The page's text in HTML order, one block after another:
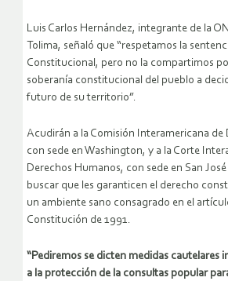
Luis Carlos Hernández, integrante de la
Tolima, señaló que “respetamos la
Constitucional, pero no la compartimos
soberanía constitucional del pueblo a
futuro de su territorio”.
Acudirán a la Comisión Interamericana de
con sede en Washington, y a la Corte
Derechos Humanos, con sede en San
buscar que les garanticen el derecho
un ambiente sano consagrado en el
Constitución de 1991.
“Pediremos se dicten medidas cautelares
a la protección de la consultas popular